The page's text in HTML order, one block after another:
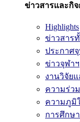
ข่าวสารและกิ
Highlights
ข่าวสาร
ประกาศ
ข่าวจุฬาฯ
งานวิจัย
ความร่ว
ความภูมิ
การศึกษ